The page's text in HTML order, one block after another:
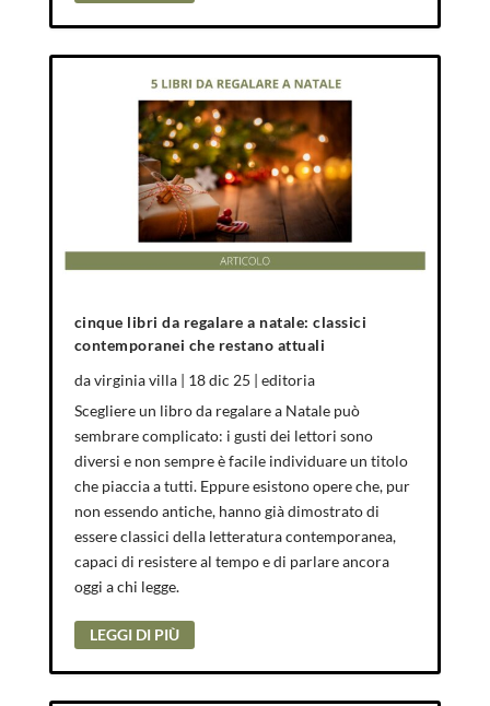
cinque libri da regalare a natale: classici
contemporanei che restano attuali
davirginia villa| 18 dic 25 | editoria
Scegliere un libro da regalare a Natale può
sembrare complicato: i gusti dei lettori sono
diversi e non sempre è facile individuare un titolo
che piaccia a tutti. Eppure esistono opere che, pur
non essendo antiche, hanno già dimostrato di
essere classici della letteratura contemporanea,
capaci di resistere al tempo e di parlare ancora
oggi a chi legge.
LEGGI DI PIÙ